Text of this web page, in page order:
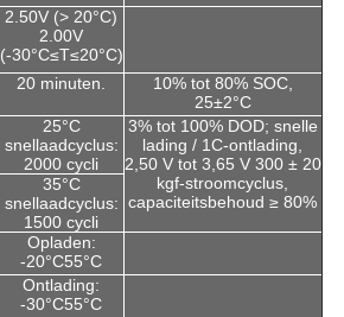
2.50V (> 20°C)
2.00V
(-30°C≤T≤20°C)
20 minuten.
10% tot 80% SOC,
25±2°C
25°C
snellaadcyclus:
2000 cycli
3% tot 100% DOD; snelle
lading / 1C-ontlading,
2,50 V tot 3,65 V 300 ± 20
kgf-stroomcyclus,
capaciteitsbehoud ≥ 80%
35°C
snellaadcyclus:
1500 cycli
Opladen:
-20°C55°C
Ontlading:
-30°C55°C